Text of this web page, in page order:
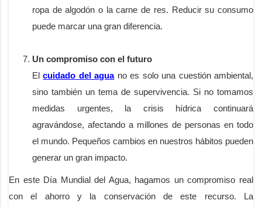
ropa de algodón o la carne de res. Reducir su consumo
puede marcar una gran diferencia.
Un compromiso con el futuro
Elcuidado del aguano es solo una cuestión ambiental,
sino también un tema de supervivencia. Si no tomamos
medidas urgentes, la crisis hídrica continuará
agravándose, afectando a millones de personas en todo
el mundo. Pequeños cambios en nuestros hábitos pueden
generar un gran impacto.
En este Día Mundial del Agua, hagamos un compromiso real
con el ahorro y la conservación de este recurso. La